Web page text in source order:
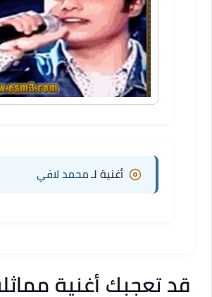
أغنية لـ محمد لافي
قد تعجبك أغنية